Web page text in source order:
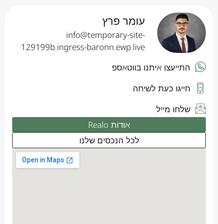
עומר פרץ
info@temporary-site-
129199b.ingress-baronn.ewp.live
התייעצו איתנו בווטאספ
חייגו כעת לשיחה
שלחו מייל
אודות Realo
לכל הנכסים שלנו